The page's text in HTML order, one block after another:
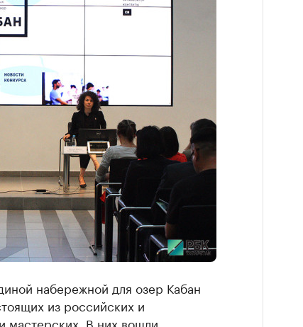
набережной для озер Кабан
из российских и
мастерских. В них вошли